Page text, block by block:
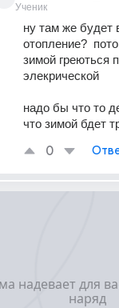
Ученик
ну там же будет
отопление?
зимой греються
элекрической
надо бы что то
что зимой бдет
0